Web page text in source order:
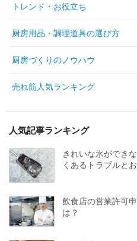
トレンド・お役立ち
厨房用品・調理道具の選び方
厨房づくりのノウハウ
売れ筋人気ランキング
人気記事ランキング
きれいな氷ができ
くあるトラブルと
飲食店の営業許可
は？